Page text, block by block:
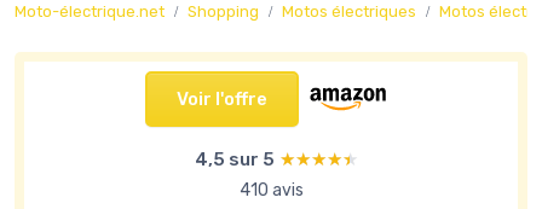
Moto-électrique.net Shopping Motos électriques Motos
Voir l'offre
4,5 sur 5 ★★★★★
★★★★★
410 avis